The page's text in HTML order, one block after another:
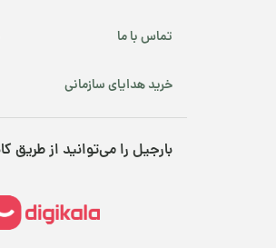
تماس با ما
خرید هدایای سازمانی
بارجیل را می‌توانید از طریق